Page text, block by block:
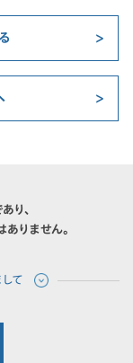
り、
りません。